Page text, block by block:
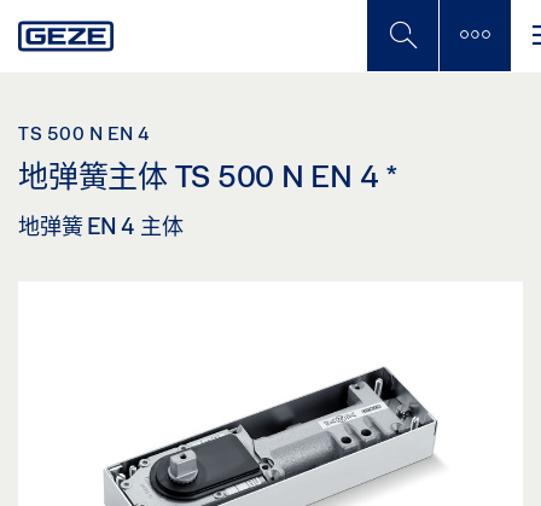
to
TS 500 N EN 4
地弹簧主体 TS 500 N EN 4 *
地弹簧 EN 4 主体